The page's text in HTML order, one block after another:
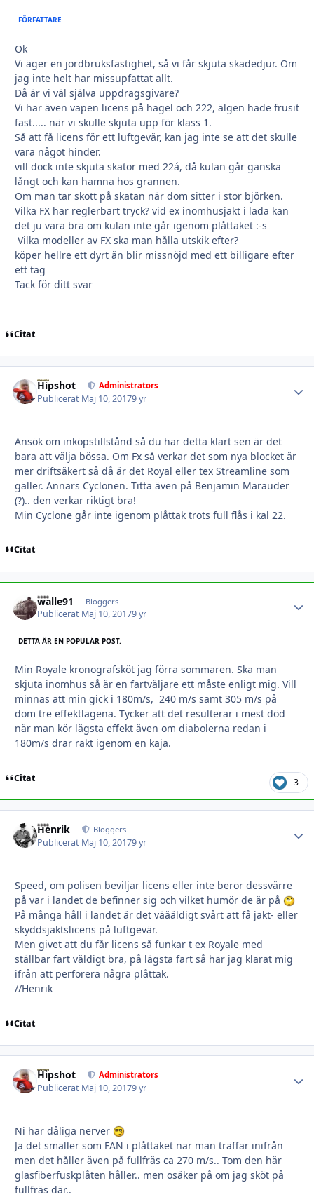
FÖRFATTARE
Ok
Vi äger en jordbruksfastighet, så vi får skjuta skadedjur. Om
jag inte helt har missupfattat allt.
Då är vi väl själva uppdragsgivare?
Vi har även vapen licens på hagel och 222, älgen hade frusit
fast..... när vi skulle skjuta upp för klass 1.
Så att få licens för ett luftgevär, kan jag inte se att det skulle
vara något hinder.
vill dock inte skjuta skator med 22á, då kulan går ganska
långt och kan hamna hos grannen.
Om man tar skott på skatan när dom sitter i stor björken.
Vilka FX har reglerbart tryck? vid ex inomhusjakt i lada kan
det ju vara bra om kulan inte går igenom plåttaket :-s
Vilka modeller av FX ska man hålla utskik efter?
köper hellre ett dyrt än blir missnöjd med ett billigare efter
ett tag
Tack för ditt svar
Citat
Hipshot Administrators
Publicerat Maj 10, 20179 yr
Ansök om inköpstillstånd så du har detta klart sen är det
bara att välja bössa. Om Fx så verkar det som nya blocket är
mer driftsäkert så då är det Royal eller tex Streamline som
gäller. Annars Cyclonen. Titta även på Benjamin Marauder
(?).. den verkar riktigt bra!
Min Cyclone går inte igenom plåttak trots full flås i kal 22.
Citat
walle91 Bloggers
Publicerat Maj 10, 20179 yr
DETTA ÄR EN POPULÄR POST.
Min Royale kronografsköt jag förra sommaren. Ska man
skjuta inomhus så är en fartväljare ett måste enligt mig. Vill
minnas att min gick i 180m/s, 240 m/s samt 305 m/s på
dom tre effektlägena. Tycker att det resulterar i mest död
när man kör lägsta effekt även om diabolerna redan i
180m/s drar rakt igenom en kaja.
Citat 3
Henrik Bloggers
Publicerat Maj 10, 20179 yr
Speed, om polisen beviljar licens eller inte beror dessvärre
på var i landet de befinner sig och vilket humör de är på
På många håll i landet är det väääldigt svårt att få jakt- eller
skyddsjaktslicens på luftgevär.
Men givet att du får licens så funkar t ex Royale med
ställbar fart väldigt bra, på lägsta fart så har jag klarat mig
ifrån att perforera några plåttak.
//Henrik
Citat
Hipshot Administrators
Publicerat Maj 10, 20179 yr
Ni har dåliga nerver
Ja det smäller som FAN i plåttaket när man träffar inifrån
men det håller även på fullfräs ca 270 m/s.. Tom den här
glasfiberfuskplåten håller.. men osäker på om jag sköt på
fullfräs där..